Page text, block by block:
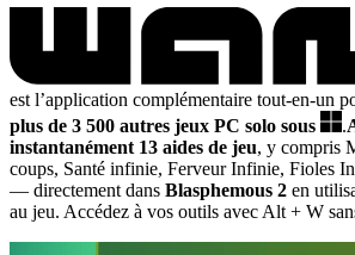
est l’application complémentaire tout-en-un
plus de 3 500 autres jeux PC solo sous
.
instantanément 13 aides de jeu, y compris
coups, Santé infinie, Ferveur Infinie, Fioles
— directement dans Blasphemous 2 en
au jeu. Accédez à vos outils avec Alt + W